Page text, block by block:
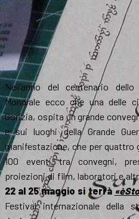
Nell’anno del centenario
Mondiale ecco che una delle
Gorizia, ospita un grande
e sui luoghi della Grande
manifestazione, che per
100 eventi tra convegni,
proiezioni di film, laboratori e
22 al 25 maggio si terrà
Festival internazionale della